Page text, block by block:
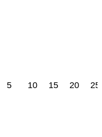
5 10 15 20 25